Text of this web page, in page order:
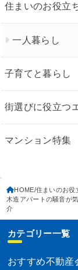
住まいのお役立
一人暮らし
子育てと暮らし
街選びに役立つ
マンション特集
HOME 住まいのお役
木造アパートの騒音が
介
カテゴリー一覧
おすすめ不動産